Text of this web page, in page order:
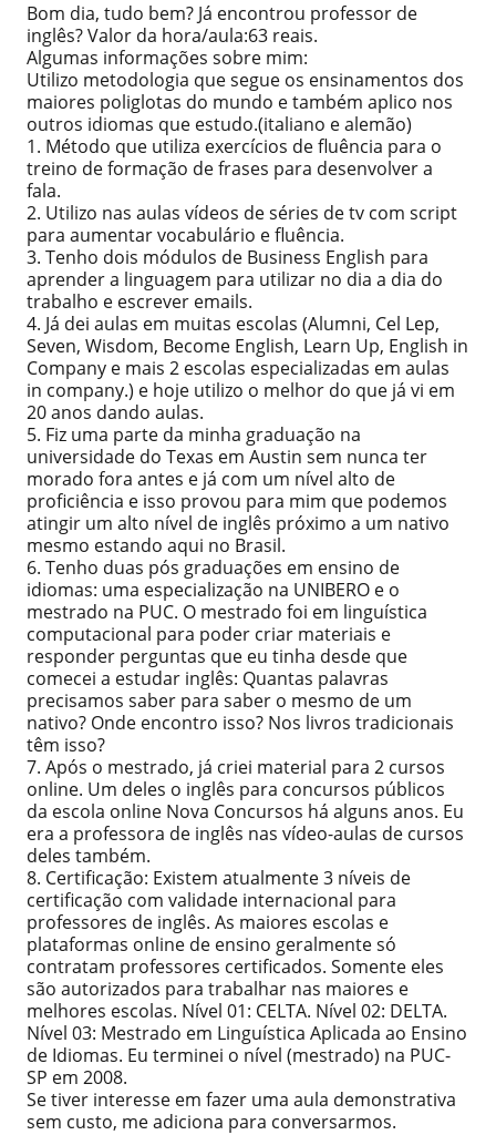
Bom dia, tudo bem? Já encontrou professor de
inglês? Valor da hora/aula:63 reais.
Algumas informações sobre mim:
Utilizo metodologia que segue os ensinamentos dos
maiores poliglotas do mundo e também aplico nos
outros idiomas que estudo.(italiano e alemão)
1. Método que utiliza exercícios de fluência para o
treino de formação de frases para desenvolver a
fala.
2. Utilizo nas aulas vídeos de séries de tv com script
para aumentar vocabulário e fluência.
3. Tenho dois módulos de Business English para
aprender a linguagem para utilizar no dia a dia do
trabalho e escrever emails.
4. Já dei aulas em muitas escolas (Alumni, Cel Lep,
Seven, Wisdom, Become English, Learn Up, English in
Company e mais 2 escolas especializadas em aulas
in company.) e hoje utilizo o melhor do que já vi em
20 anos dando aulas.
5. Fiz uma parte da minha graduação na
universidade do Texas em Austin sem nunca ter
morado fora antes e já com um nível alto de
proficiência e isso provou para mim que podemos
atingir um alto nível de inglês próximo a um nativo
mesmo estando aqui no Brasil.
6. Tenho duas pós graduações em ensino de
idiomas: uma especialização na UNIBERO e o
mestrado na PUC. O mestrado foi em linguística
computacional para poder criar materiais e
responder perguntas que eu tinha desde que
comecei a estudar inglês: Quantas palavras
precisamos saber para saber o mesmo de um
nativo? Onde encontro isso? Nos livros tradicionais
têm isso?
7. Após o mestrado, já criei material para 2 cursos
online. Um deles o inglês para concursos públicos
da escola online Nova Concursos há alguns anos. Eu
era a professora de inglês nas vídeo-aulas de cursos
deles também.
8. Certificação: Existem atualmente 3 níveis de
certificação com validade internacional para
professores de inglês. As maiores escolas e
plataformas online de ensino geralmente só
contratam professores certificados. Somente eles
são autorizados para trabalhar nas maiores e
melhores escolas. Nível 01: CELTA. Nível 02: DELTA.
Nível 03: Mestrado em Linguística Aplicada ao Ensino
de Idiomas. Eu terminei o nível (mestrado) na PUC-
SP em 2008.
Se tiver interesse em fazer uma aula demonstrativa
sem custo, me adiciona para conversarmos.